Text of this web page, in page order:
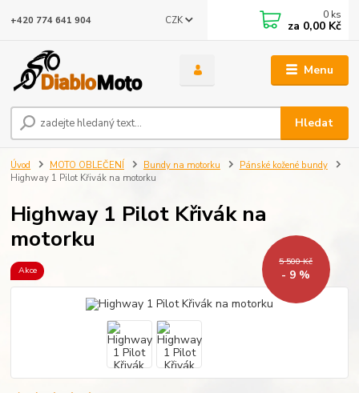
Menu
CZK
Hledat
+420 774 641 904 0 ks
za 0,00 Kč
Úvod MOTO OBLEČENÍ Bundy na motorku
Pánské kožené bundy
Highway 1 Pilot Křivák na motorku
Highway 1 Pilot Křivák na
motorku
Akce
5 500 Kč
- 9 %